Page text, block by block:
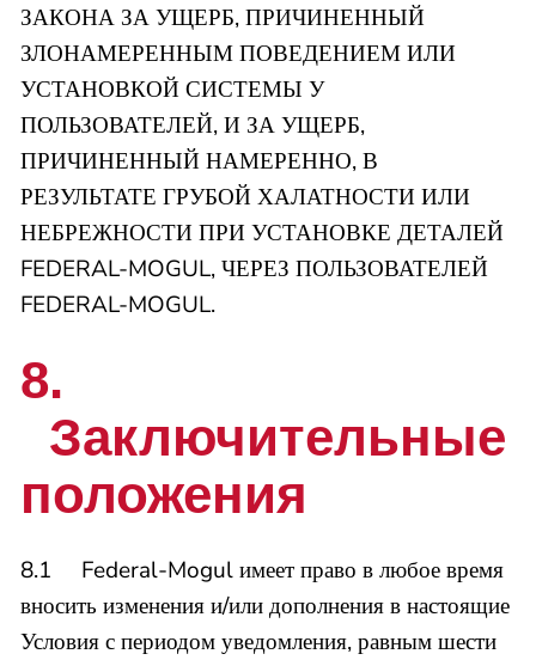
ЗАКОНА ЗА УЩЕРБ, ПРИЧИНЕННЫЙ
ЗЛОНАМЕРЕННЫМ ПОВЕДЕНИЕМ ИЛИ
УСТАНОВКОЙ СИСТЕМЫ У
ПОЛЬЗОВАТЕЛЕЙ, И ЗА УЩЕРБ,
ПРИЧИНЕННЫЙ НАМЕРЕННО, В
РЕЗУЛЬТАТЕ ГРУБОЙ ХАЛАТНОСТИ ИЛИ
НЕБРЕЖНОСТИ ПРИ УСТАНОВКЕ ДЕТАЛЕЙ
FEDERAL-MOGUL, ЧЕРЕЗ ПОЛЬЗОВАТЕЛЕЙ
FEDERAL-MOGUL.
8.
Заключительные
положения
8.1 Federal-Mogul имеет право в любое время
вносить изменения и/или дополнения в настоящие
Условия с периодом уведомления, равным шести